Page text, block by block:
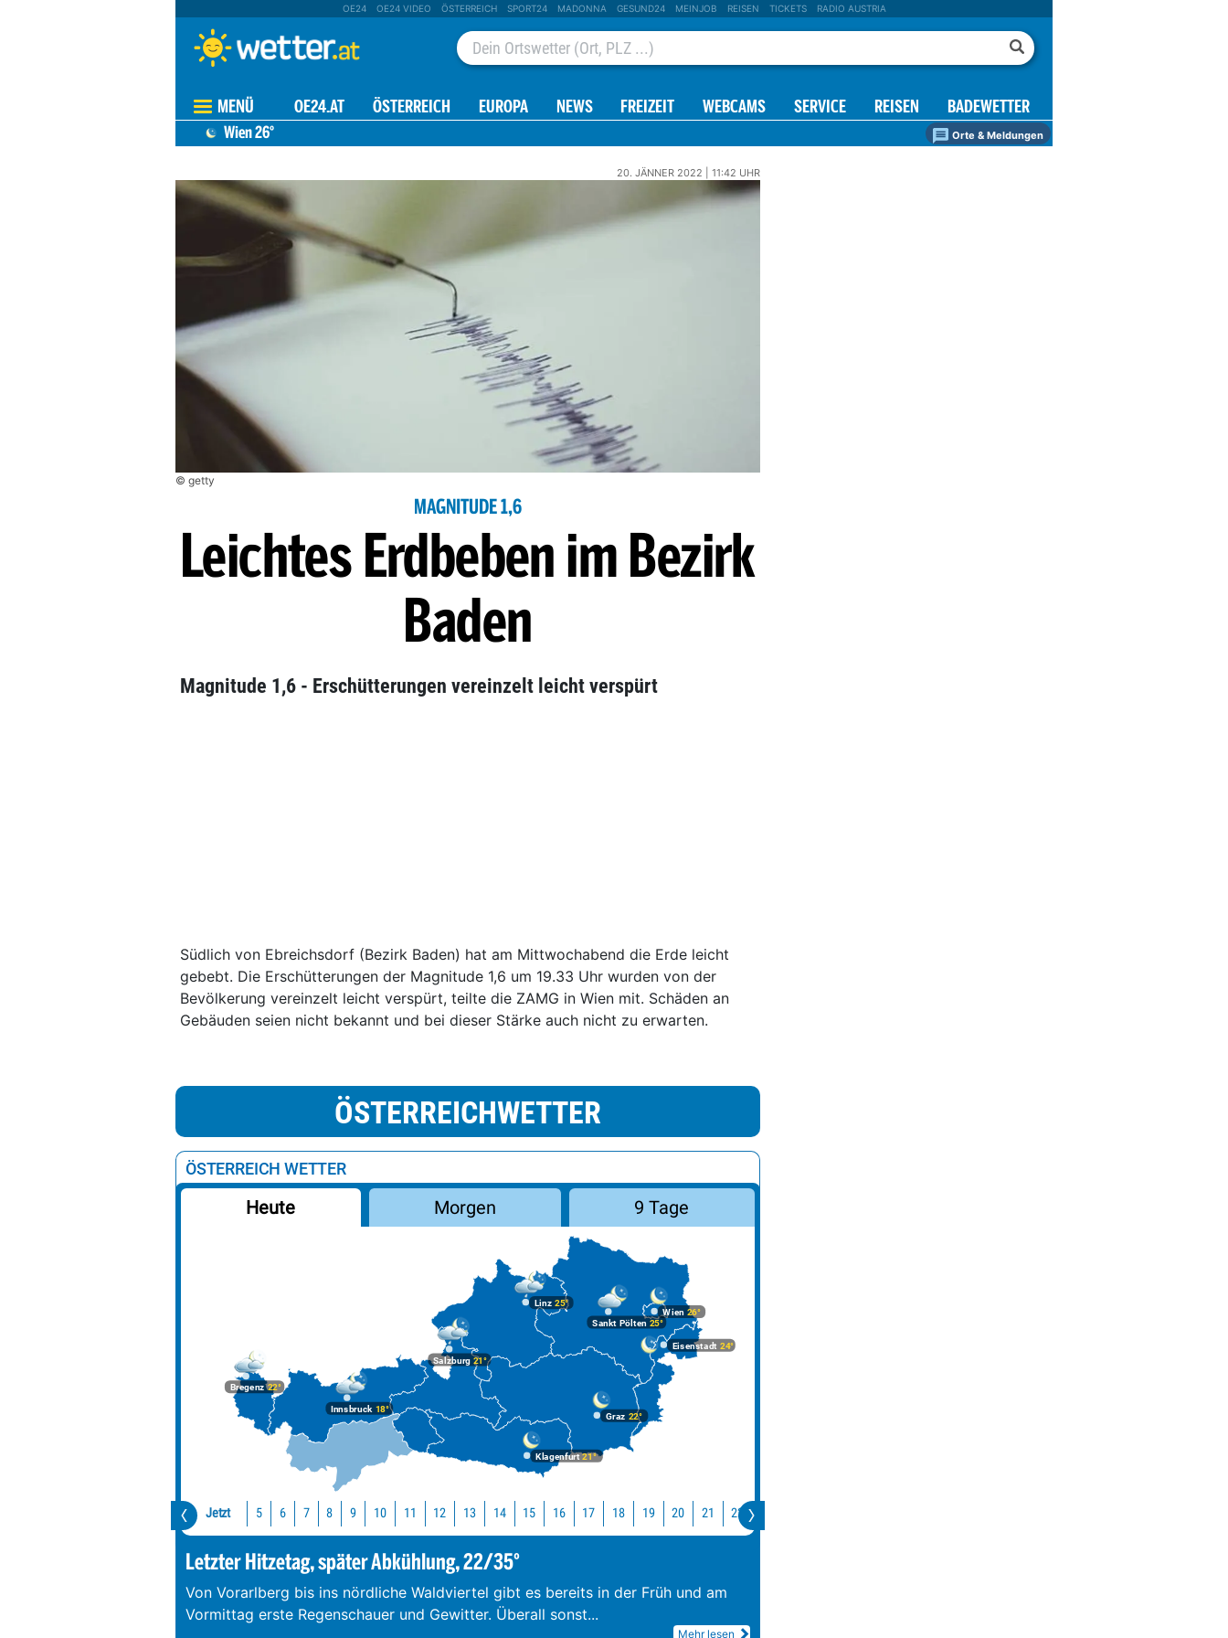
OE24 OE24 VIDEO ÖSTERREICH SPORT24 MADONNA GESUND24 MEINJOB REISEN TICKETS RADIO AUSTRIA
MENÜ OE24.AT ÖSTERREICH EUROPA NEWS FREIZEIT WEBCAMS SERVICE REISEN BADEWETTER
Wien26° Orte & Meldungen
20. JÄNNER 2022 | 11:42 UHR
© getty
MAGNITUDE 1,6
Leichtes Erdbeben im Bezirk
Baden
Magnitude 1,6 - Erschütterungen vereinzelt leicht verspürt
Südlich von Ebreichsdorf (Bezirk Baden) hat am Mittwochabend die Erde leicht
gebebt. Die Erschütterungen der Magnitude 1,6 um 19.33 Uhr wurden von der
Bevölkerung vereinzelt leicht verspürt, teilte die ZAMG in Wien mit. Schäden an
Gebäuden seien nicht bekannt und bei dieser Stärke auch nicht zu erwarten.
ÖSTERREICHWETTER
ÖSTERREICH WETTER
Heute Morgen 9 Tage
Bregenz22°
Graz 22°
Innsbruck18°
Klagenfurt21°
Linz 25°
Salzburg21°
Wien 26°
Eisenstadt 24°
Sankt Pölten 25°
Jetzt 5 6 7 8 9 10 11 12 13 14 15 16 17 18 19 20 21 22
Letzter Hitzetag, später Abkühlung, 22/35°
Von Vorarlberg bis ins nördliche Waldviertel gibt es bereits in der Früh und am
Vormittag erste Regenschauer und Gewitter. Überall sonst...
Mehr lesen